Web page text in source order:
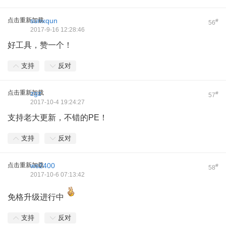
点击重新加载 56#
sunxqun
2017-9-16 12:28:46
好工具，赞一个！
支持 反对
点击重新加载 57#
zgz
2017-10-4 19:24:27
支持老大更新，不错的PE！
支持 反对
点击重新加载 58#
ws2400
2017-10-6 07:13:42
免格升级进行中
支持 反对